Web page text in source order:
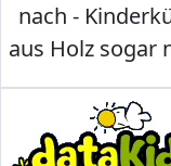
nach -
aus Holz sogar